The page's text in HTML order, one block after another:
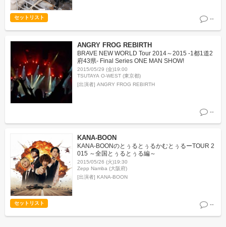
セットリスト --
ANGRY FROG REBIRTH
BRAVE NEW WORLD Tour 2014～2015 -1都1道2
府43県- Final Series ONE MAN SHOW!
2015/05/29 (金)19:00
TSUTAYA O-WEST (東京都)
[出演者] ANGRY FROG REBIRTH
--
KANA-BOON
KANA-BOONのとぅるとぅるかむとぅるーTOUR 2
015 ～全国とぅるとぅる編～
2015/05/26 (火)19:30
Zepp Namba (大阪府)
[出演者] KANA-BOON
セットリスト --